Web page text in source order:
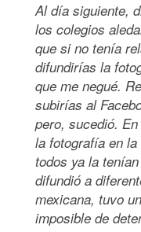
Al día siguiente,
los colegios
que si no tenía
difundirías la
que me negué.
subirías al
pero, sucedió.
la fotografía en
todos ya la
difundió a
mexicana, tuvo
imposible de